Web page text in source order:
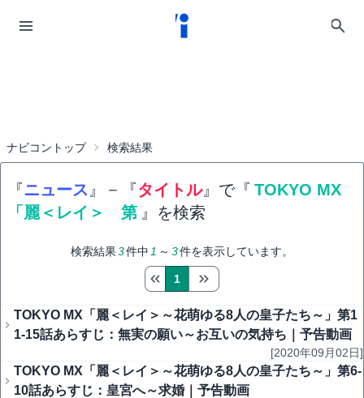
ナビコントップ 検索結果
『ニュース 』 − 『タイトル』で『 TOKYO MX
「麗＜レイ＞ 第 』を検索
検索結果3件中 1 ～ 3件を表示しています。
1
TOKYO MX「麗＜レイ＞～花萌ゆる8人の皇子たち～」第1
1-15話あらすじ：無実の願い～お互いの気持ち｜予告動画
[2020年09月02日]
TOKYO MX「麗＜レイ＞～花萌ゆる8人の皇子たち～」第6-
10話あらすじ：皇宮へ～求婚｜予告動画